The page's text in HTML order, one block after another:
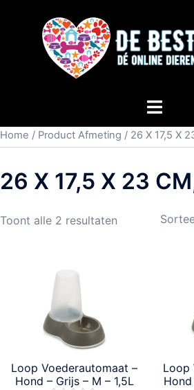
Home / Product Afmeting / 26 X 17,5 X
26 X 17,5 X 23
Toont alle 2 resultaten
Loop Voederautomaat –
Hond – Grijs – M – 1,5L
Loop
Hond